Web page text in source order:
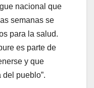
nacional que
semanas se
para la salud.
es parte de
y que
pueblo”.